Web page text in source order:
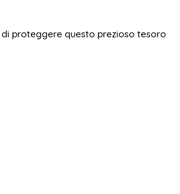
proteggere questo prezioso tesoro